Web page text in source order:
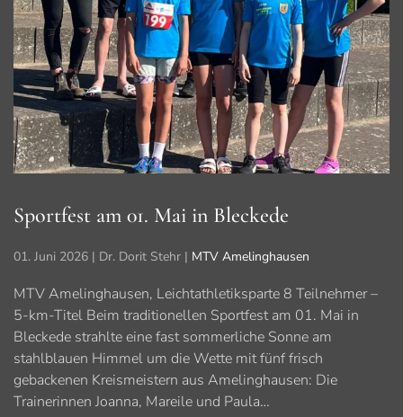
Sportfest am 01. Mai in Bleckede
01. Juni 2026 | Dr. Dorit Stehr | MTV Amelinghausen
MTV Amelinghausen, Leichtathletiksparte 8 Teilnehmer –
5-km-Titel Beim traditionellen Sportfest am 01. Mai in
Bleckede strahlte eine fast sommerliche Sonne am
stahlblauen Himmel um die Wette mit fünf frisch
gebackenen Kreismeistern aus Amelinghausen: Die
Trainerinnen Joanna, Mareile und Paula…